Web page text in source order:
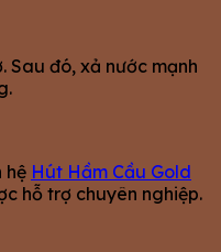
Sau đó, xả nước mạnh
hệ Hút Hầm Cầu Gold
hỗ trợ chuyên nghiệp.